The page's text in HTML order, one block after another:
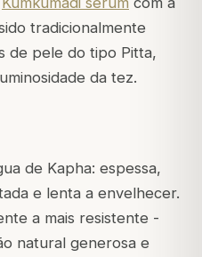
tradicionalmente
de pele do tipo Pitta,
da tez.
de Kapha: espessa,
e lenta a envelhecer.
a mais resistente -
natural generosa e